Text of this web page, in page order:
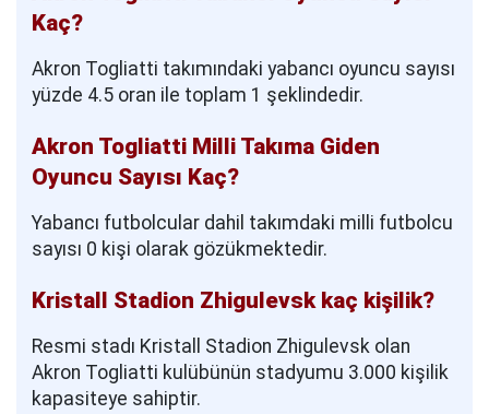
Kaç?
Akron Togliatti takımındaki yabancı oyuncu sayısı
yüzde 4.5 oran ile toplam 1 şeklindedir.
Akron Togliatti Milli Takıma Giden
Oyuncu Sayısı Kaç?
Yabancı futbolcular dahil takımdaki milli futbolcu
sayısı 0 kişi olarak gözükmektedir.
Kristall Stadion Zhigulevsk kaç kişilik?
Resmi stadı Kristall Stadion Zhigulevsk olan
Akron Togliatti kulübünün stadyumu 3.000 kişilik
kapasiteye sahiptir.